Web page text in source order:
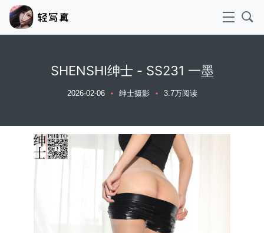
SHENSHI绅士 - SS231 一墨
2026-02-06 绅士摄影 3.7万阅读